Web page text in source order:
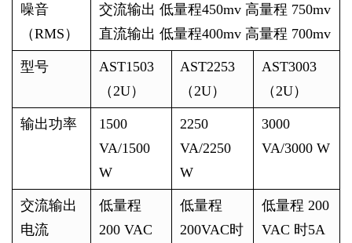
噪音
（RMS）
交流输出 低量程450mv 高量程 750mv
直流输出 低量程400mv 高量程 700mv
型号
AST1503
（2U）
AST2253
（2U）
AST3003
（2U）
输出功率
1500
VA/1500
W
2250
VA/2250
W
3000
VA/3000 W
交流输出
电流
低量程
200 VAC
低量程
200VAC时
低量程 200
VAC 时5A